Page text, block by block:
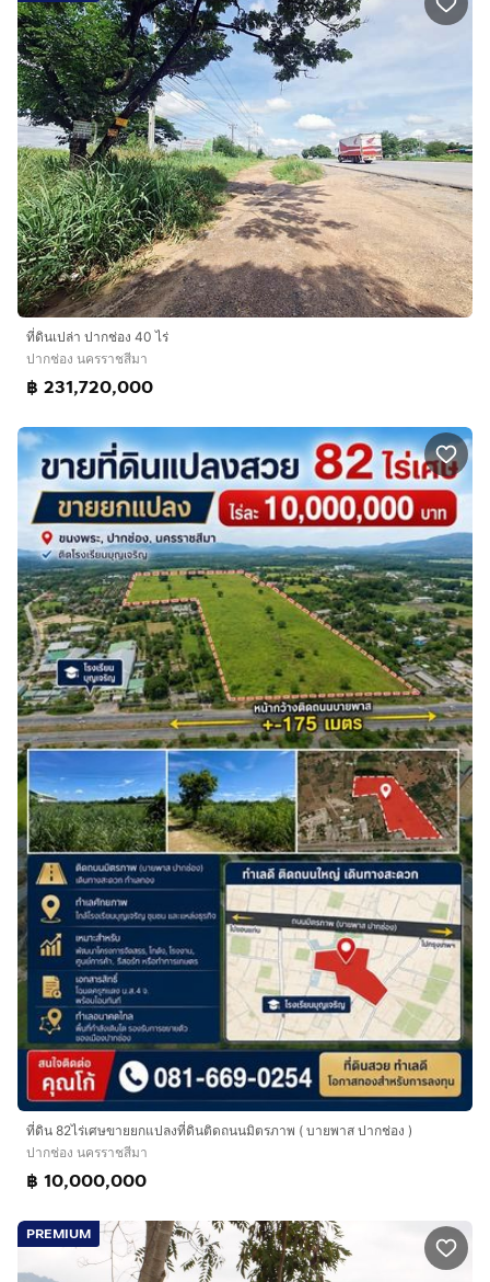
ที่ดินเปล่า ปากช่อง 40 ไร่
ปากช่อง นครราชสีมา
฿ 231,720,000
ที่ดิน 82ไร่เศษขายยกแปลงที่ดินติดถนนมิตรภาพ ( บายพาส ปากช่อง )
ปากช่อง นครราชสีมา
฿ 10,000,000
PREMIUM